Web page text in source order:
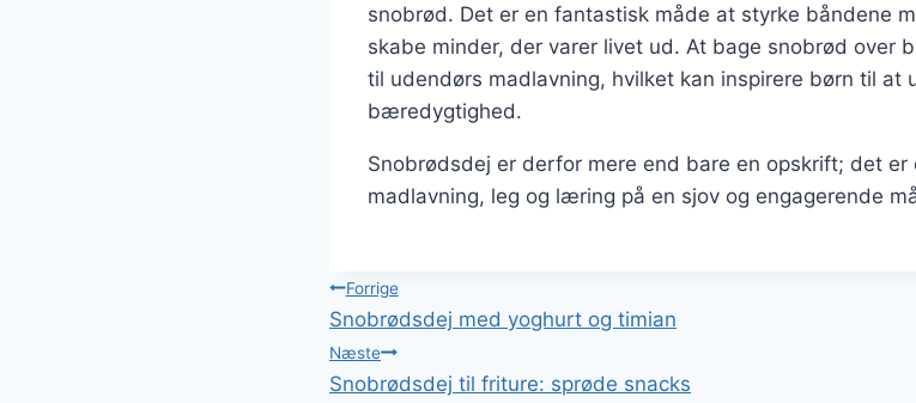
snobrød. Det er en fantastisk måde at styrke båndene
skabe minder, der varer livet ud. At bage snobrød over
til udendørs madlavning, hvilket kan inspirere børn til at
bæredygtighed.
Snobrødsdej er derfor mere end bare en opskrift; det er
madlavning, leg og læring på en sjov og engagerende
Indlægsnavigation
Forrige
Snobrødsdej med yoghurt og timian
Næste
Snobrødsdej til friture: sprøde snacks